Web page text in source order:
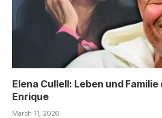
Elena Cullell: Leben und
Enrique
March 11, 2026